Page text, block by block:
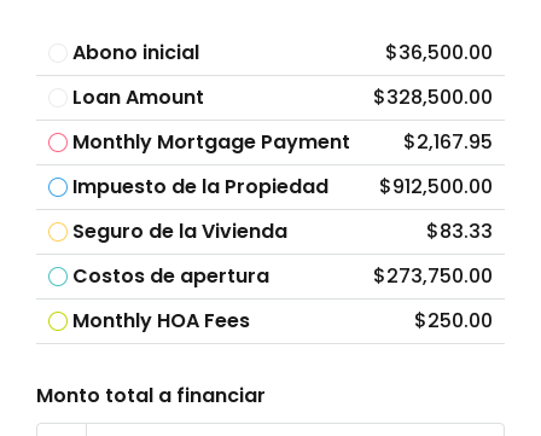
Abono inicial
$36,500.00
Loan Amount
$328,500.00
Monthly Mortgage Payment
$2,167.95
Impuesto de la Propiedad
$912,500.00
Seguro de la Vivienda
$83.33
Costos de apertura
$273,750.00
Monthly HOA Fees
$250.00
Monto total a financiar